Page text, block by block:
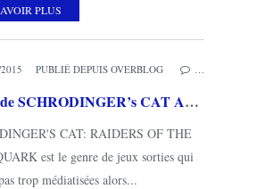
PLUS
PUBLIÉ DEPUIS OVERBLOG
TEST de SCHRODINGER’s CAT AND THE RAIDERS OF THE LOST QUARK (sur XBOX ONE): les quarks sont vos amis!
CAT: RAIDERS OF THE
est le genre de jeux sorties qui
trop médiatisées alors...